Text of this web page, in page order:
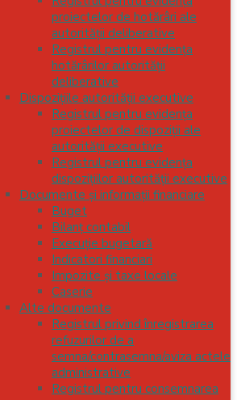
proiectelor de hotărâri ale
autorității deliberative
Registrul pentru evidența
hotărârilor autorității
deliberative
Dispozițiile autorității executive
Registrul pentru evidența
proiectelor de dispoziții ale
autorității executive
Registrul pentru evidența
dispozițiilor autorității executive
Documente și informații financiare
Buget
Bilanț contabil
Execuție bugetară
Indicatori financiari
Impozite și taxe locale
Caserie
Alte documente
Registrul privind înregistrarea
refuzurilor de a
semna/contrasemna/aviza actele
administrative
Registrul pentru consemnarea